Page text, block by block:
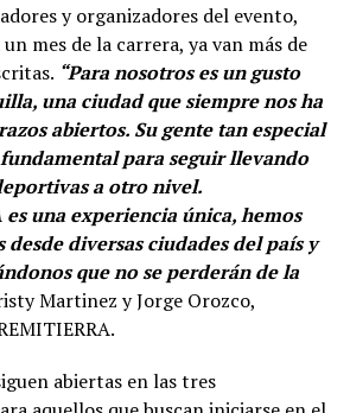
y organizadores del evento,
mes de la carrera, ya van más de
“Para nosotros es un gusto
una ciudad que siempre nos ha
abiertos. Su gente tan especial
para seguir llevando
a otro nivel.
es una experiencia única, hemos
diversas ciudades del país y
que no se perderán de la
Martinez y Jorge Orozco,
abiertas en las tres